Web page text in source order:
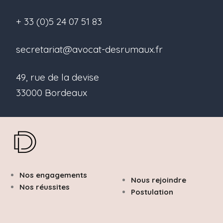
+ 33 (0)5 24 07 51 83
secretariat@avocat-desrumaux.fr
49, rue de la devise
33000 Bordeaux
Nous rejoindre
Postulation
Nos engagements
Nos réussites